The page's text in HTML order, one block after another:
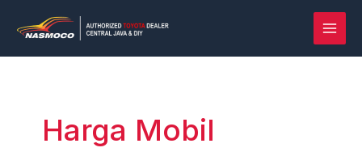
konten
Harga Mobil
pagination